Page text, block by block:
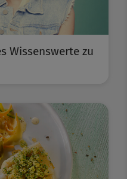
Wissenswerte zu